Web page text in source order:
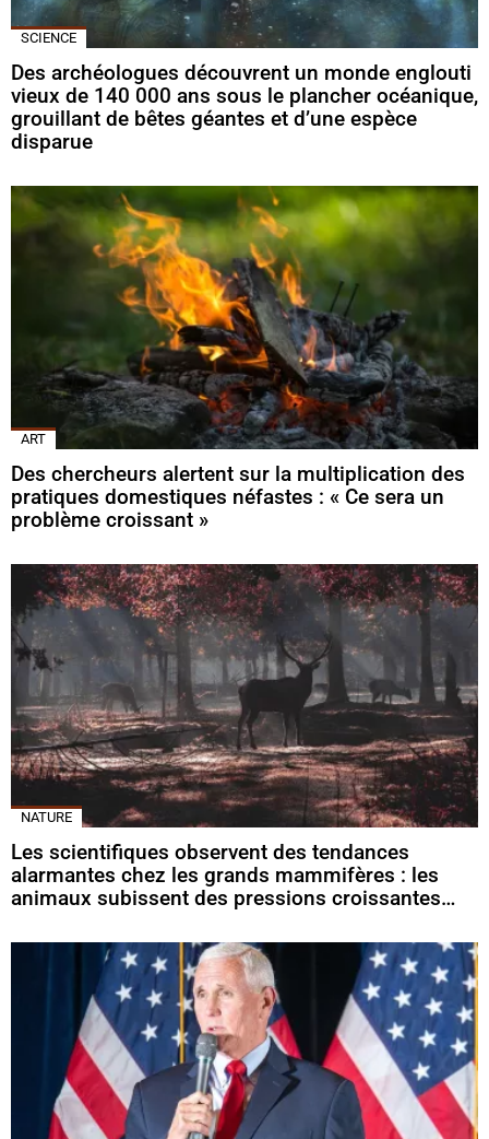
SCIENCE
Des archéologues découvrent un monde englouti
vieux de 140 000 ans sous le plancher océanique,
grouillant de bêtes géantes et d’une espèce
disparue
ART
Des chercheurs alertent sur la multiplication des
pratiques domestiques néfastes : « Ce sera un
problème croissant »
NATURE
Les scientifiques observent des tendances
alarmantes chez les grands mammifères : les
animaux subissent des pressions croissantes…